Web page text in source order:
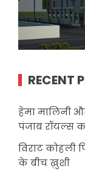
RECENT
हेमा मालिनी
पंजाब रॉयल्स
विराट कोहली
के बीच ख़ुशी